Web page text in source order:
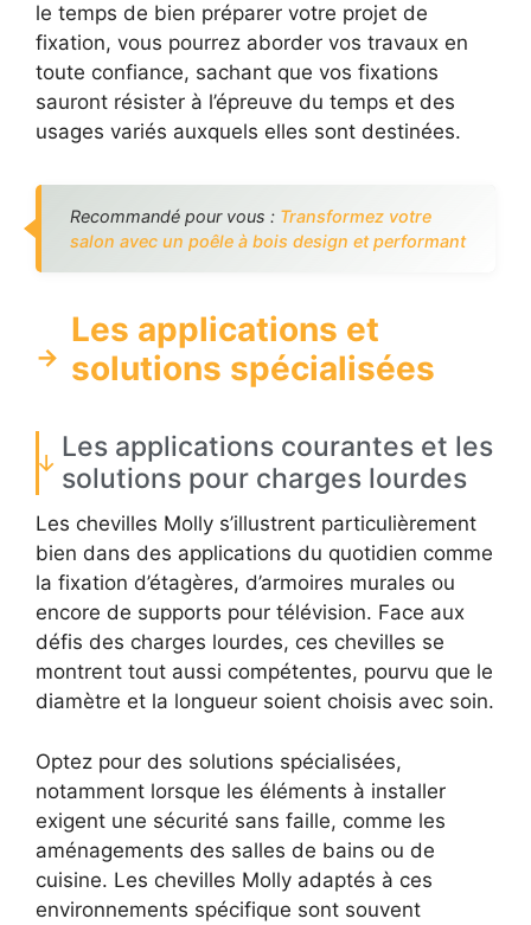
le temps de bien préparer votre projet de
fixation, vous pourrez aborder vos travaux en
toute confiance, sachant que vos fixations
sauront résister à l’épreuve du temps et des
usages variés auxquels elles sont destinées.
Recommandé pour vous : Transformez votre
salon avec un poêle à bois design et performant
Les applications et
solutions spécialisées
Les applications courantes et les
solutions pour charges lourdes
Les chevilles Molly s’illustrent particulièrement
bien dans des applications du quotidien comme
la fixation d’étagères, d’armoires murales ou
encore de supports pour télévision. Face aux
défis des charges lourdes, ces chevilles se
montrent tout aussi compétentes, pourvu que le
diamètre et la longueur soient choisis avec soin.
Optez pour des solutions spécialisées,
notamment lorsque les éléments à installer
exigent une sécurité sans faille, comme les
aménagements des salles de bains ou de
cuisine. Les chevilles Molly adaptés à ces
environnements spécifique sont souvent